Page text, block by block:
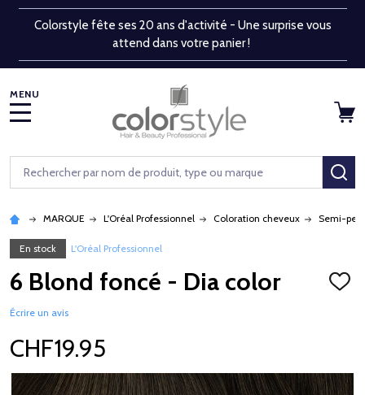
Colorstyle fête ses 20 ans d'activité - Une surprise vous
attend dans votre panier !
Rechercher
MARQUE L'Oréal Professionnel Coloration cheveux Semi-
En stock L'Oréal Professionnel
6 Blond foncé - Dia color
Écrire un avis
CHF19.95